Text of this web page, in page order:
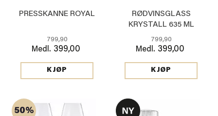
PRESSKANNE ROYAL
799,90
Medl. 399,00
KJØP
RØDVINSGLASS
KRYSTALL 635 ML
799,90
Medl. 399,00
KJØP
50%